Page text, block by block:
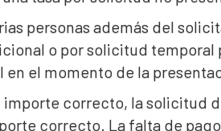
personas además del
o por solicitud temporal
el momento de la
importe correcto, la solicitud
correcto. La falta de